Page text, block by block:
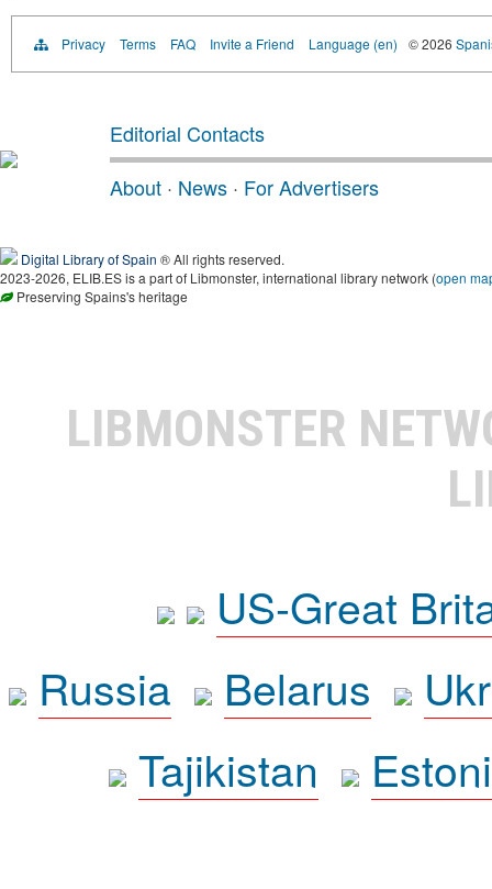
Privacy Terms FAQ Invite a Friend Language (en) © 2026
Editorial Contacts
About · News · For Advertisers
Digital Library of Spain ® All rights reserved.
2023-2026, ELIB.ES is a part of Libmonster, international library network (open
Preserving Spains's heritage
LIBMONSTER
US-Great
Russia
Belarus
Tajikistan